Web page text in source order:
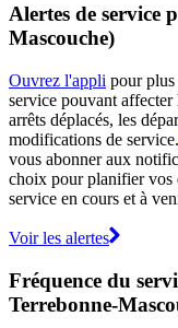
Alertes de service
Mascouche)
Ouvrez l'appli pour
service pouvant
arrêts déplacés, les
modifications de service.
vous abonner aux
choix pour planifier vos
service en cours et à
Voir les alertes
Fréquence du
Terrebonne-